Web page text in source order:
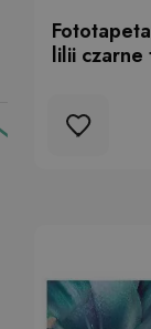
lilii czarne